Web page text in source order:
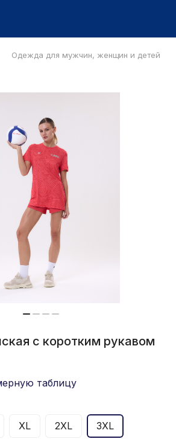
Одежда для мужчин, женщин и детей
с коротким рукавом
таблицу
XL 2XL 3XL